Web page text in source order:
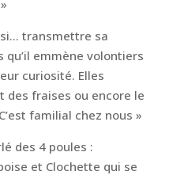
transmettre sa
qu’il emmène volontiers
curiosité. Elles
des fraises ou encore le
familial chez nous »
des 4 poules :
et Clochette qui se